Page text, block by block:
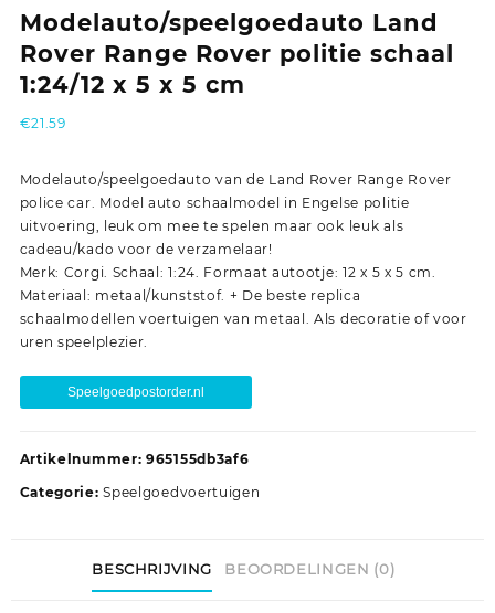
Modelauto/speelgoedauto Land
Rover Range Rover politie schaal
1:24/12 x 5 x 5 cm
€21.59
Modelauto/speelgoedauto van de Land Rover Range Rover
police car. Model auto schaalmodel in Engelse politie
uitvoering, leuk om mee te spelen maar ook leuk als
cadeau/kado voor de verzamelaar!
Merk: Corgi. Schaal: 1:24. Formaat autootje: 12 x 5 x 5 cm.
Materiaal: metaal/kunststof. + De beste replica
schaalmodellen voertuigen van metaal. Als decoratie of voor
uren speelplezier.
Speelgoedpostorder.nl
Artikelnummer: 965155db3af6
Categorie:Speelgoedvoertuigen
BESCHRIJVING BEOORDELINGEN (0)